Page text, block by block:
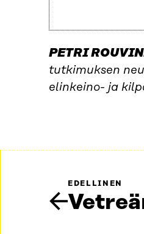
PETRI
tutkimuksen
elinkeino- ja
EDELLINEN